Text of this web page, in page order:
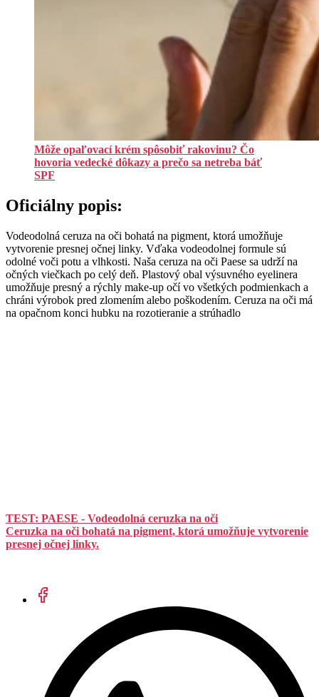
Môže opaľovací krém spôsobiť rakovinu? Čo
hovoria vedecké dôkazy a prečo sa netreba báť
SPF
Oficiálny popis:
Vodeodolná ceruza na oči bohatá na pigment, ktorá umožňuje
vytvorenie presnej očnej linky. Vďaka vodeodolnej formule sú
odolné voči potu a vlhkosti. Naša ceruza na oči Paese sa udrží na
očných viečkach po celý deň. Plastový obal výsuvného eyelinera
umožňuje presný a rýchly make-up očí vo všetkých podmienkach a
chráni výrobok pred zlomením alebo poškodením. Ceruza na oči má
na opačnom konci hubku na rozotieranie a strúhadlo
TEST: PAESE - Vodeodolná ceruzka na oči
Ceruzka na oči bohatá na pigment, ktorá umožňuje vytvorenie
presnej očnej linky.